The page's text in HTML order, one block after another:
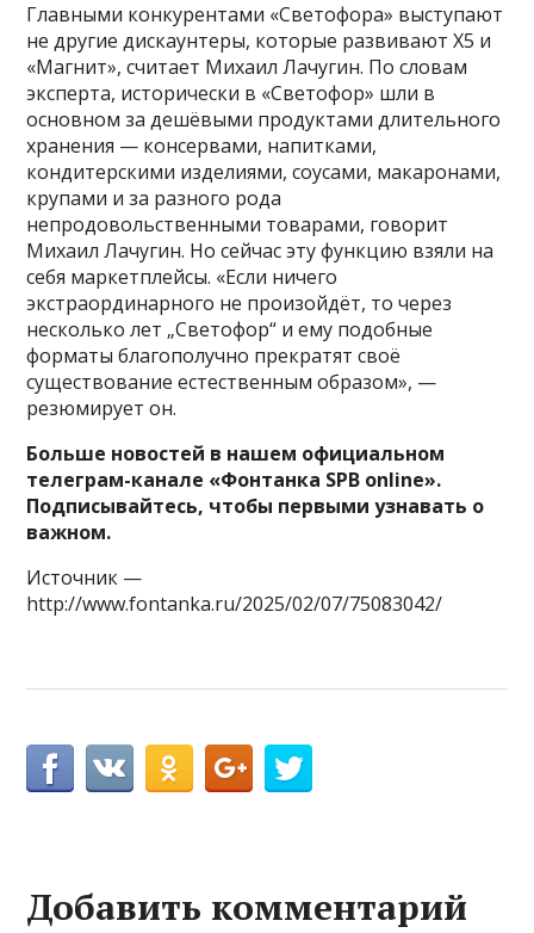
Главными конкурентами «Светофора» выступают
не другие дискаунтеры, которые развивают X5 и
«Магнит», считает Михаил Лачугин. По словам
эксперта, исторически в «Светофор» шли в
основном за дешёвыми продуктами длительного
хранения — консервами, напитками,
кондитерскими изделиями, соусами, макаронами,
крупами и за разного рода
непродовольственными товарами, говорит
Михаил Лачугин. Но сейчас эту функцию взяли на
себя маркетплейсы. «Если ничего
экстраординарного не произойдёт, то через
несколько лет „Светофор“ и ему подобные
форматы благополучно прекратят своё
существование естественным образом», —
резюмирует он.
Больше новостей в нашем официальном
телеграм-канале «Фонтанка SPB online».
Подписывайтесь, чтобы первыми узнавать о
важном.
Источник —
http://www.fontanka.ru/2025/02/07/75083042/
Добавить комментарий